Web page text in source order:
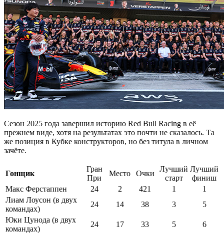
Сезон 2025 года завершил историю Red Bull Racing в её
прежнем виде, хотя на результатах это почти не сказалось. Та
же позиция в Кубке конструкторов, но без титула в личном
зачёте.
Гонщик
Гран
При
Место Очки
Лучший
старт
Лучший
финиш
Макс Ферстаппен
24 2 421 1
1
Лиам Лоусон (в двух
командах)
24 14 38 3
5
Юки Цунода (в двух
командах)
24 17 33 5 6